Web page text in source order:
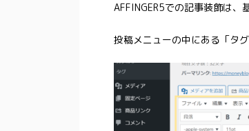
AFFINGER5での記事装飾は、
投稿メニューの中にある「タ